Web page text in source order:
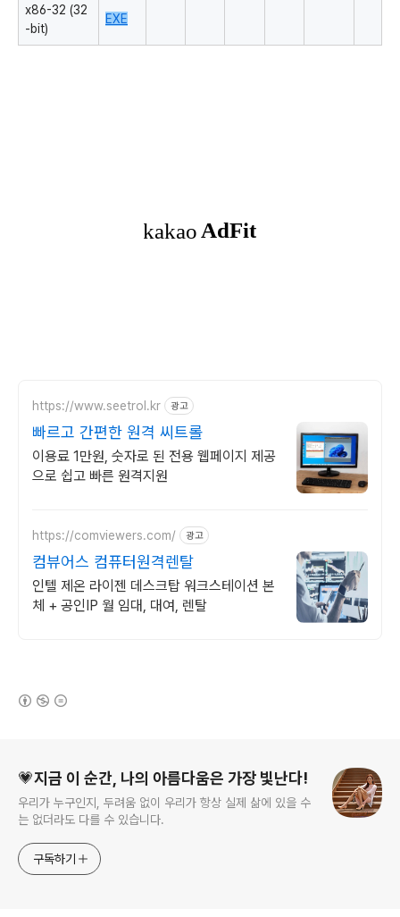
x86-32 (32
-bit)
EXE
https://www.seetrol.kr 광고
빠르고 간편한 원격 씨트롤
이용료 1만원, 숫자로 된 전용 웹페이지 제공
으로 쉽고 빠른 원격지원
https://comviewers.com/ 광고
컴뷰어스 컴퓨터원격렌탈
인텔 제온 라이젠 데스크탑 워크스테이션 본
체 + 공인IP 월 임대, 대여, 렌탈
💗지금 이 순간, 나의 아름다움은 가장 빛난다!
우리가 누구인지, 두려움 없이 우리가 항상 실제 삶에 있을 수
는 없더라도 다를 수 있습니다.
구독하기